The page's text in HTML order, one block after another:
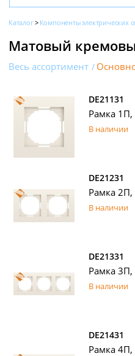
Каталог Компоненты электрических
Матовый
Весь ассортимент
DE21131
Рамка
В наличии
DE21231
Рамка
В наличии
DE21331
Рамка
В наличии
DE21431
Рамка